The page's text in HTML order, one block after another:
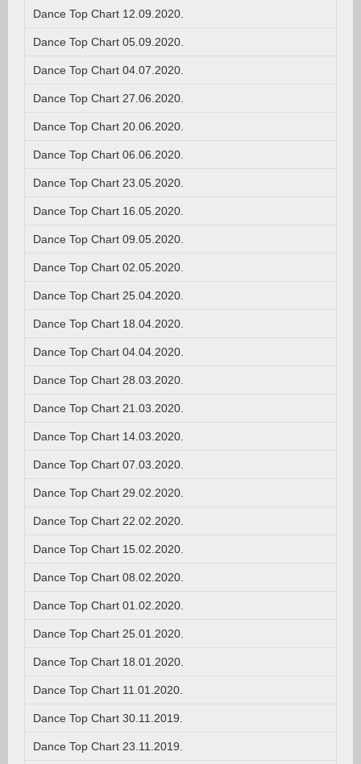
Dance Top Chart 12.09.2020.
Dance Top Chart 05.09.2020.
Dance Top Chart 04.07.2020.
Dance Top Chart 27.06.2020.
Dance Top Chart 20.06.2020.
Dance Top Chart 06.06.2020.
Dance Top Chart 23.05.2020.
Dance Top Chart 16.05.2020.
Dance Top Chart 09.05.2020.
Dance Top Chart 02.05.2020.
Dance Top Chart 25.04.2020.
Dance Top Chart 18.04.2020.
Dance Top Chart 04.04.2020.
Dance Top Chart 28.03.2020.
Dance Top Chart 21.03.2020.
Dance Top Chart 14.03.2020.
Dance Top Chart 07.03.2020.
Dance Top Chart 29.02.2020.
Dance Top Chart 22.02.2020.
Dance Top Chart 15.02.2020.
Dance Top Chart 08.02.2020.
Dance Top Chart 01.02.2020.
Dance Top Chart 25.01.2020.
Dance Top Chart 18.01.2020.
Dance Top Chart 11.01.2020.
Dance Top Chart 30.11.2019.
Dance Top Chart 23.11.2019.